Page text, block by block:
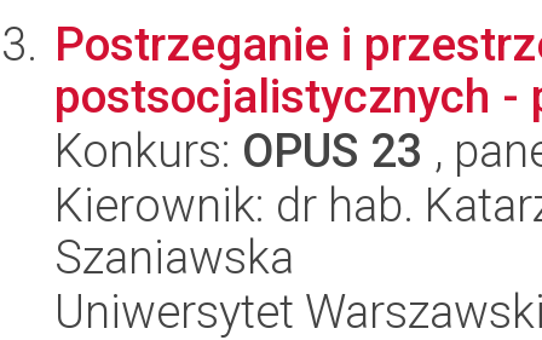
Postrzeganie i
postsocjalistycznych -
Konkurs: OPUS 23 ,
Kierownik: dr hab.
Szaniawska
Uniwersytet